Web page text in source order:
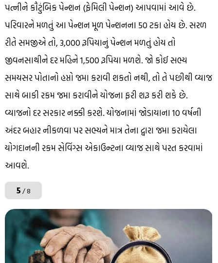
પત્નીને કૌટુંબિક પેન્શન (ફેમિલી પેન્શન) આપવામાં આવે છે.
પરિવારને મળતું આ પેન્શન મૂળ પેન્શનના 50 ટકા હોય છે. સરળ
રીતે સમજીએ તો, 3,000 રૂપિયાનું પેન્શન મળતું હોય તો
જીવનસાથીને દર મહિને 1,500 રૂપિયા મળશે. જો કોઈ સભ્ય
સમયસર પોતાનો હપ્તો જમા કરાવી શકતો નથી, તો તે પછીથી વ્યાજ
સાથે બાકી રકમ જમા કરાવીને યોજના ફરી શરૂ કરી શકે છે.
વ્યાજનો દર સરકાર નક્કી કરશે. યોજનામાં જોડાયાના 10 વર્ષની
અંદર બહાર નીકળવા પર સભ્યને માત્ર તેના દ્વારા જમા કરાયેલા
યોગદાનની રકમ સેવિંગ્સ એકાઉન્ટના વ્યાજ સાથે પરત કરવામાં
આવશે.
5/ 8